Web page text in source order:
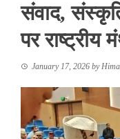
संवाद,
पर राष्ट्रीय
January 17, 2026 by